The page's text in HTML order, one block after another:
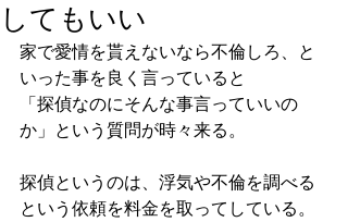
してもいい
家で愛情を貰えないなら不倫しろ、と
いった事を良く言っていると
「探偵なのにそんな事言っていいの
か」という質問が時々来る。
探偵というのは、浮気や不倫を調べる
という依頼を料金を取ってしている。